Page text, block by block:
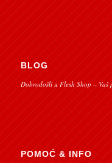
BLOG
Dobrodošli u Flesh Shop –
POMOĆ & INFO